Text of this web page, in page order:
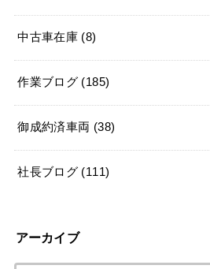
中古車在庫 (8)
作業ブログ (185)
御成約済車両 (38)
社長ブログ (111)
アーカイブ